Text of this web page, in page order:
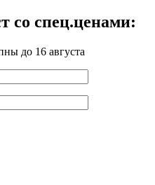
со спец.ценами:
до 16 августа